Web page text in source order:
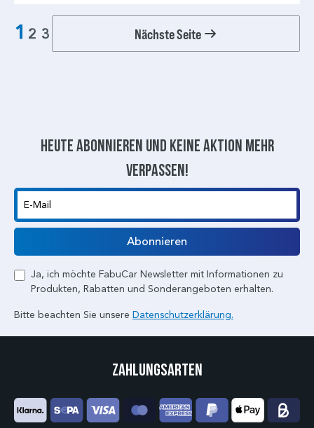
1 2 3 Nächste Seite
Heute abonnieren und keine aktion mehr
verpassen!
E-Mail
Abonnieren
Ja, ich möchte FabuCar Newsletter mit Informationen zu
Produkten, Rabatten und Sonderangeboten erhalten.
Bitte beachten Sie unsere Datenschutzerklärung.
Zahlungsarten